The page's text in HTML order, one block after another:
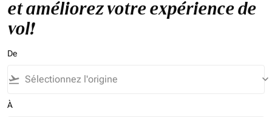
et améliorez votre expérience de
vol!
De
flight_takeoff keyboard_arrow_down
À